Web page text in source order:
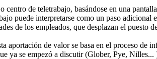
de teletrabajo, basándose en una
puede interpretarse como un paso adicional
de los empleados, que desplazan el puesto
aportación de valor se basa en el proceso de
ya se empezó a discutir (Glober, Pye, Nilles...